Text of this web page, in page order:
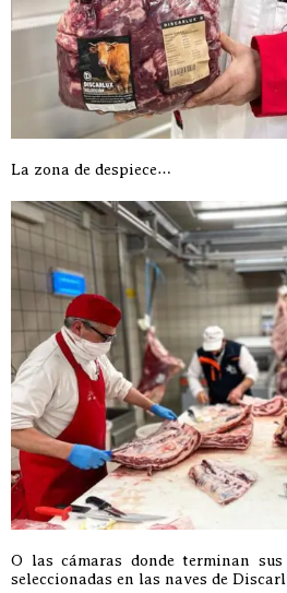
La zona de despiece…
O las cámaras donde terminan sus
seleccionadas en las naves de